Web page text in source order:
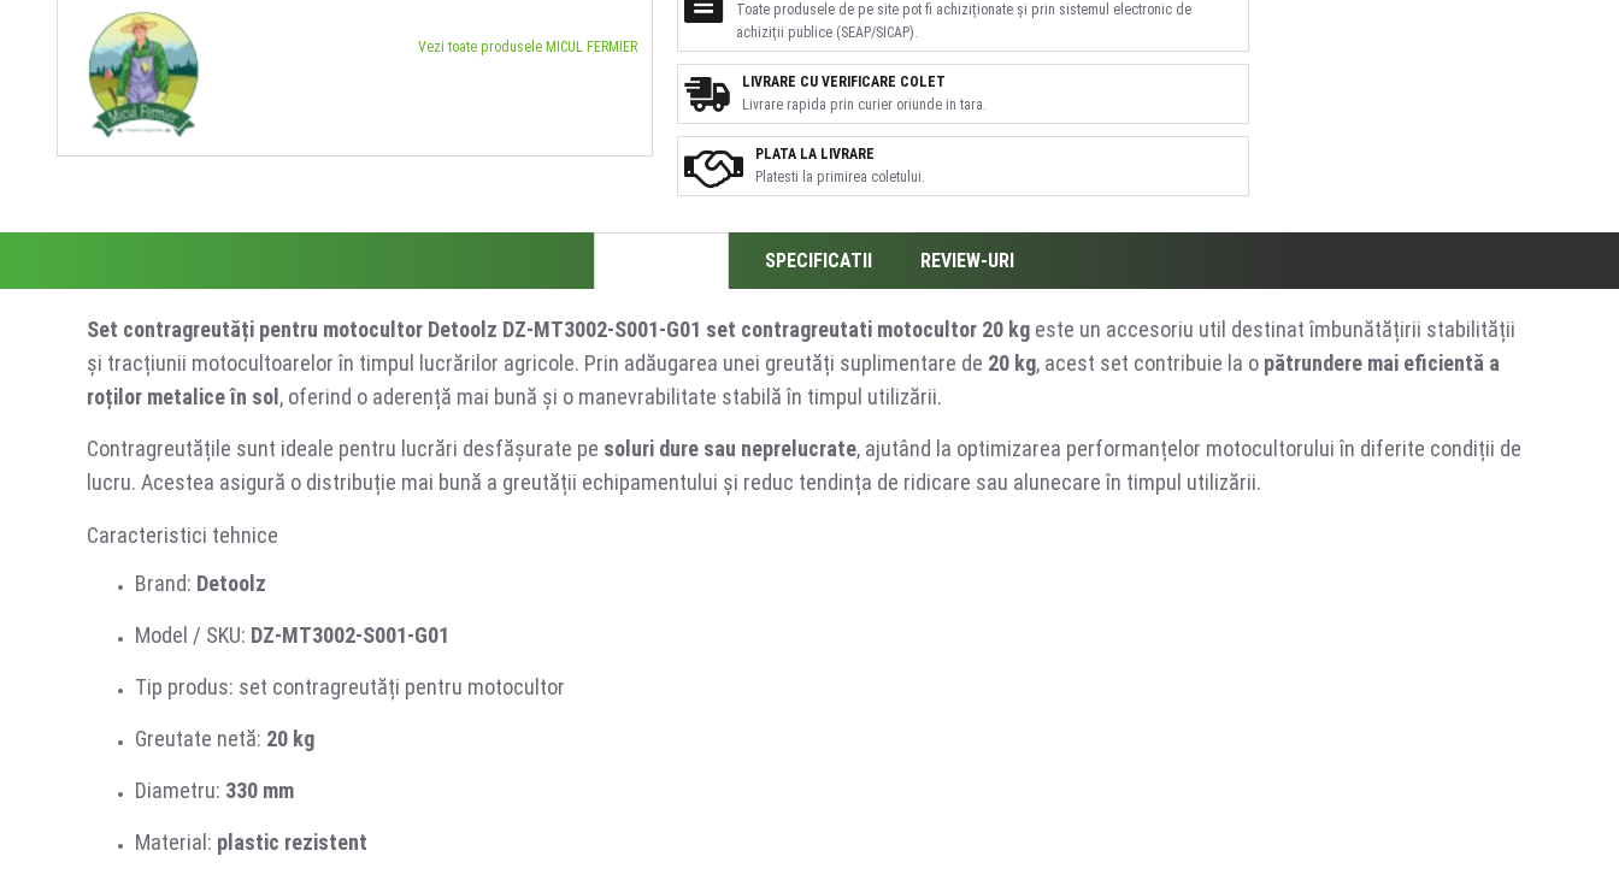
Vezi toate produsele MICUL FERMIER
PLATA LA LIVRARE
Platesti la primirea coletului.
LIVRARE CU VERIFICARE COLET
Livrare rapida prin curier oriunde in tara.
Toate produsele de pe site pot fi achiziționate și prin sistemul electronic de
achiziții publice (SEAP/SICAP).
SPECIFICATII REVIEW-URI
Set contragreutăți pentru motocultor Detoolz DZ-MT3002-S001-G01 set contragreutati motocultor 20 kg este un accesoriu util destinat îmbunătățirii stabilității
și tracțiunii motocultoarelor în timpul lucrărilor agricole. Prin adăugarea unei greutăți suplimentare de 20 kg, acest set contribuie la o pătrundere mai eficientă a
roților metalice în sol , oferind o aderență mai bună și o manevrabilitate stabilă în timpul utilizării.
Contragreutățile sunt ideale pentru lucrări desfășurate pe soluri dure sau neprelucrate, ajutând la optimizarea performanțelor motocultorului în diferite condiții de
lucru. Acestea asigură o distribuție mai bună a greutății echipamentului și reduc tendința de ridicare sau alunecare în timpul utilizării.
Caracteristici tehnice
Brand: Detoolz
Model / SKU: DZ-MT3002-S001-G01
Tip produs: set contragreutăți pentru motocultor
Greutate netă: 20 kg
Diametru: 330 mm
Material: plastic rezistent